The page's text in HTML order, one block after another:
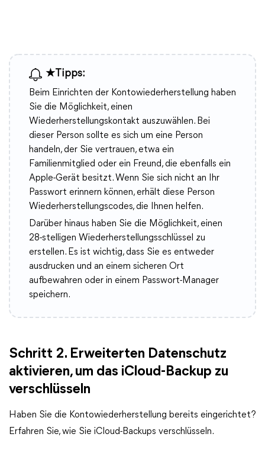
★Tipps:
Beim Einrichten der Kontowiederherstellung haben
Sie die Möglichkeit, einen
Wiederherstellungskontakt auszuwählen. Bei
dieser Person sollte es sich um eine Person
handeln, der Sie vertrauen, etwa ein
Familienmitglied oder ein Freund, die ebenfalls ein
Apple-Gerät besitzt. Wenn Sie sich nicht an Ihr
Passwort erinnern können, erhält diese Person
Wiederherstellungscodes, die Ihnen helfen.
Darüber hinaus haben Sie die Möglichkeit, einen
28-stelligen Wiederherstellungsschlüssel zu
erstellen. Es ist wichtig, dass Sie es entweder
ausdrucken und an einem sicheren Ort
aufbewahren oder in einem Passwort-Manager
speichern.
Schritt 2. Erweiterten Datenschutz
aktivieren, um das iCloud-Backup zu
verschlüsseln
Haben Sie die Kontowiederherstellung bereits eingerichtet?
Erfahren Sie, wie Sie iCloud-Backups verschlüsseln.